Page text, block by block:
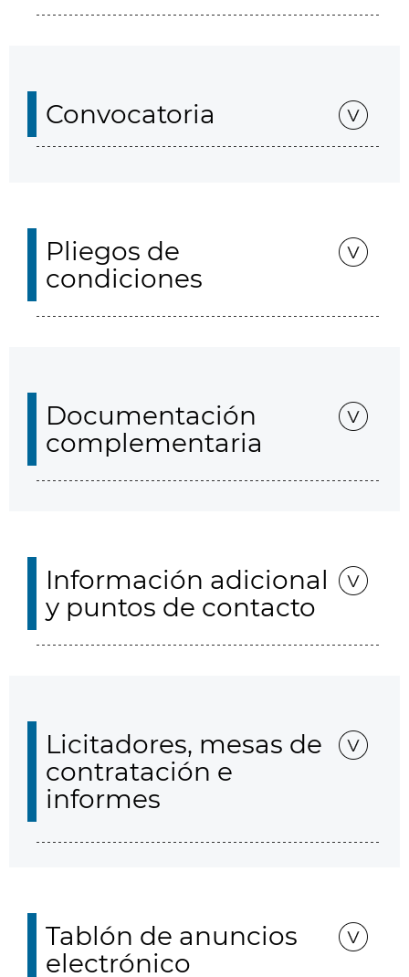
Convocatoria
Pliegos de
condiciones
Documentación
complementaria
Información adicional
y puntos de contacto
Licitadores, mesas de
contratación e
informes
Tablón de anuncios
electrónico